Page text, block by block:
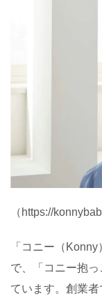
（ https://
「コニー（ Konny
で、「コニー抱
ています。創業